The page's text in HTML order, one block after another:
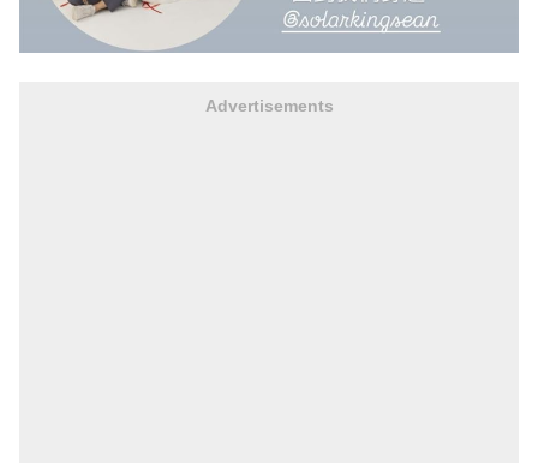
Advertisements